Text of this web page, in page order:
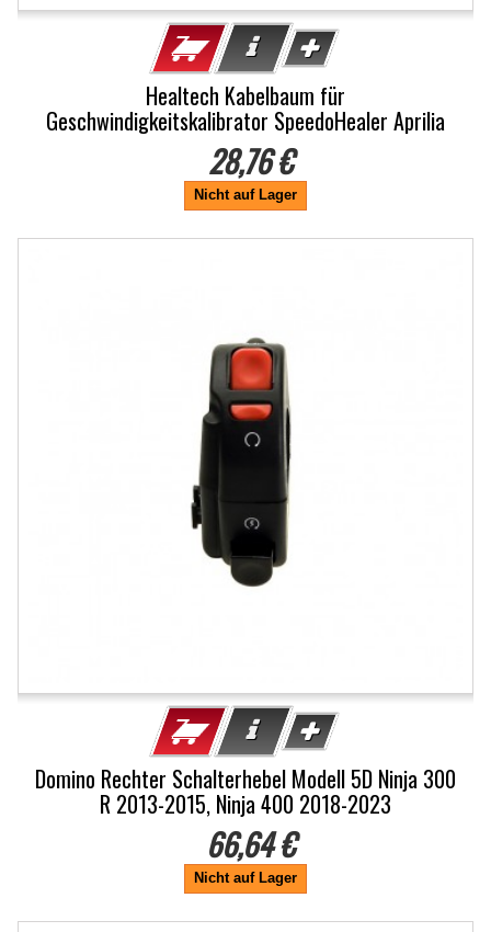
Healtech Kabelbaum für
Geschwindigkeitskalibrator SpeedoHealer Aprilia
28,76 €
Nicht auf Lager
Domino Rechter Schalterhebel Modell 5D Ninja 300
R 2013-2015, Ninja 400 2018-2023
66,64 €
Nicht auf Lager